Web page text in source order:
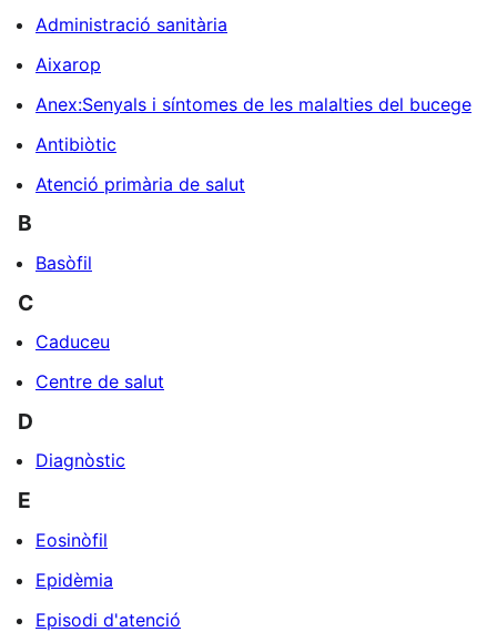
Administració sanitària
Aixarop
Anex:Senyals i síntomes de les malalties del bucege
Antibiòtic
Atenció primària de salut
B
Basòfil
C
Caduceu
Centre de salut
D
Diagnòstic
E
Eosinòfil
Epidèmia
Episodi d'atenció